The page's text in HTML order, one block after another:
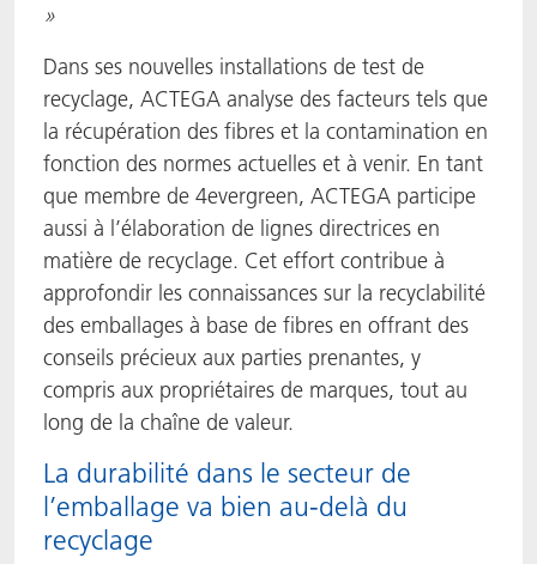
»
Dans ses nouvelles installations de test de
recyclage, ACTEGA analyse des facteurs tels que
la récupération des fibres et la contamination en
fonction des normes actuelles et à venir. En tant
que membre de 4evergreen, ACTEGA participe
aussi à l’élaboration de lignes directrices en
matière de recyclage. Cet effort contribue à
approfondir les connaissances sur la recyclabilité
des emballages à base de fibres en offrant des
conseils précieux aux parties prenantes, y
compris aux propriétaires de marques, tout au
long de la chaîne de valeur.
La durabilité dans le secteur de
l’emballage va bien au-delà du
recyclage